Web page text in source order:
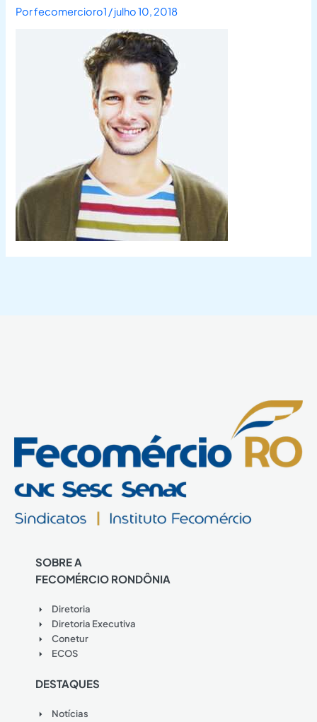
Porfecomercioro1 /julho 10, 2018
SOBRE A
FECOMÉRCIO RONDÔNIA
Diretoria
Diretoria Executiva
Conetur
ECOS
DESTAQUES
Notícias